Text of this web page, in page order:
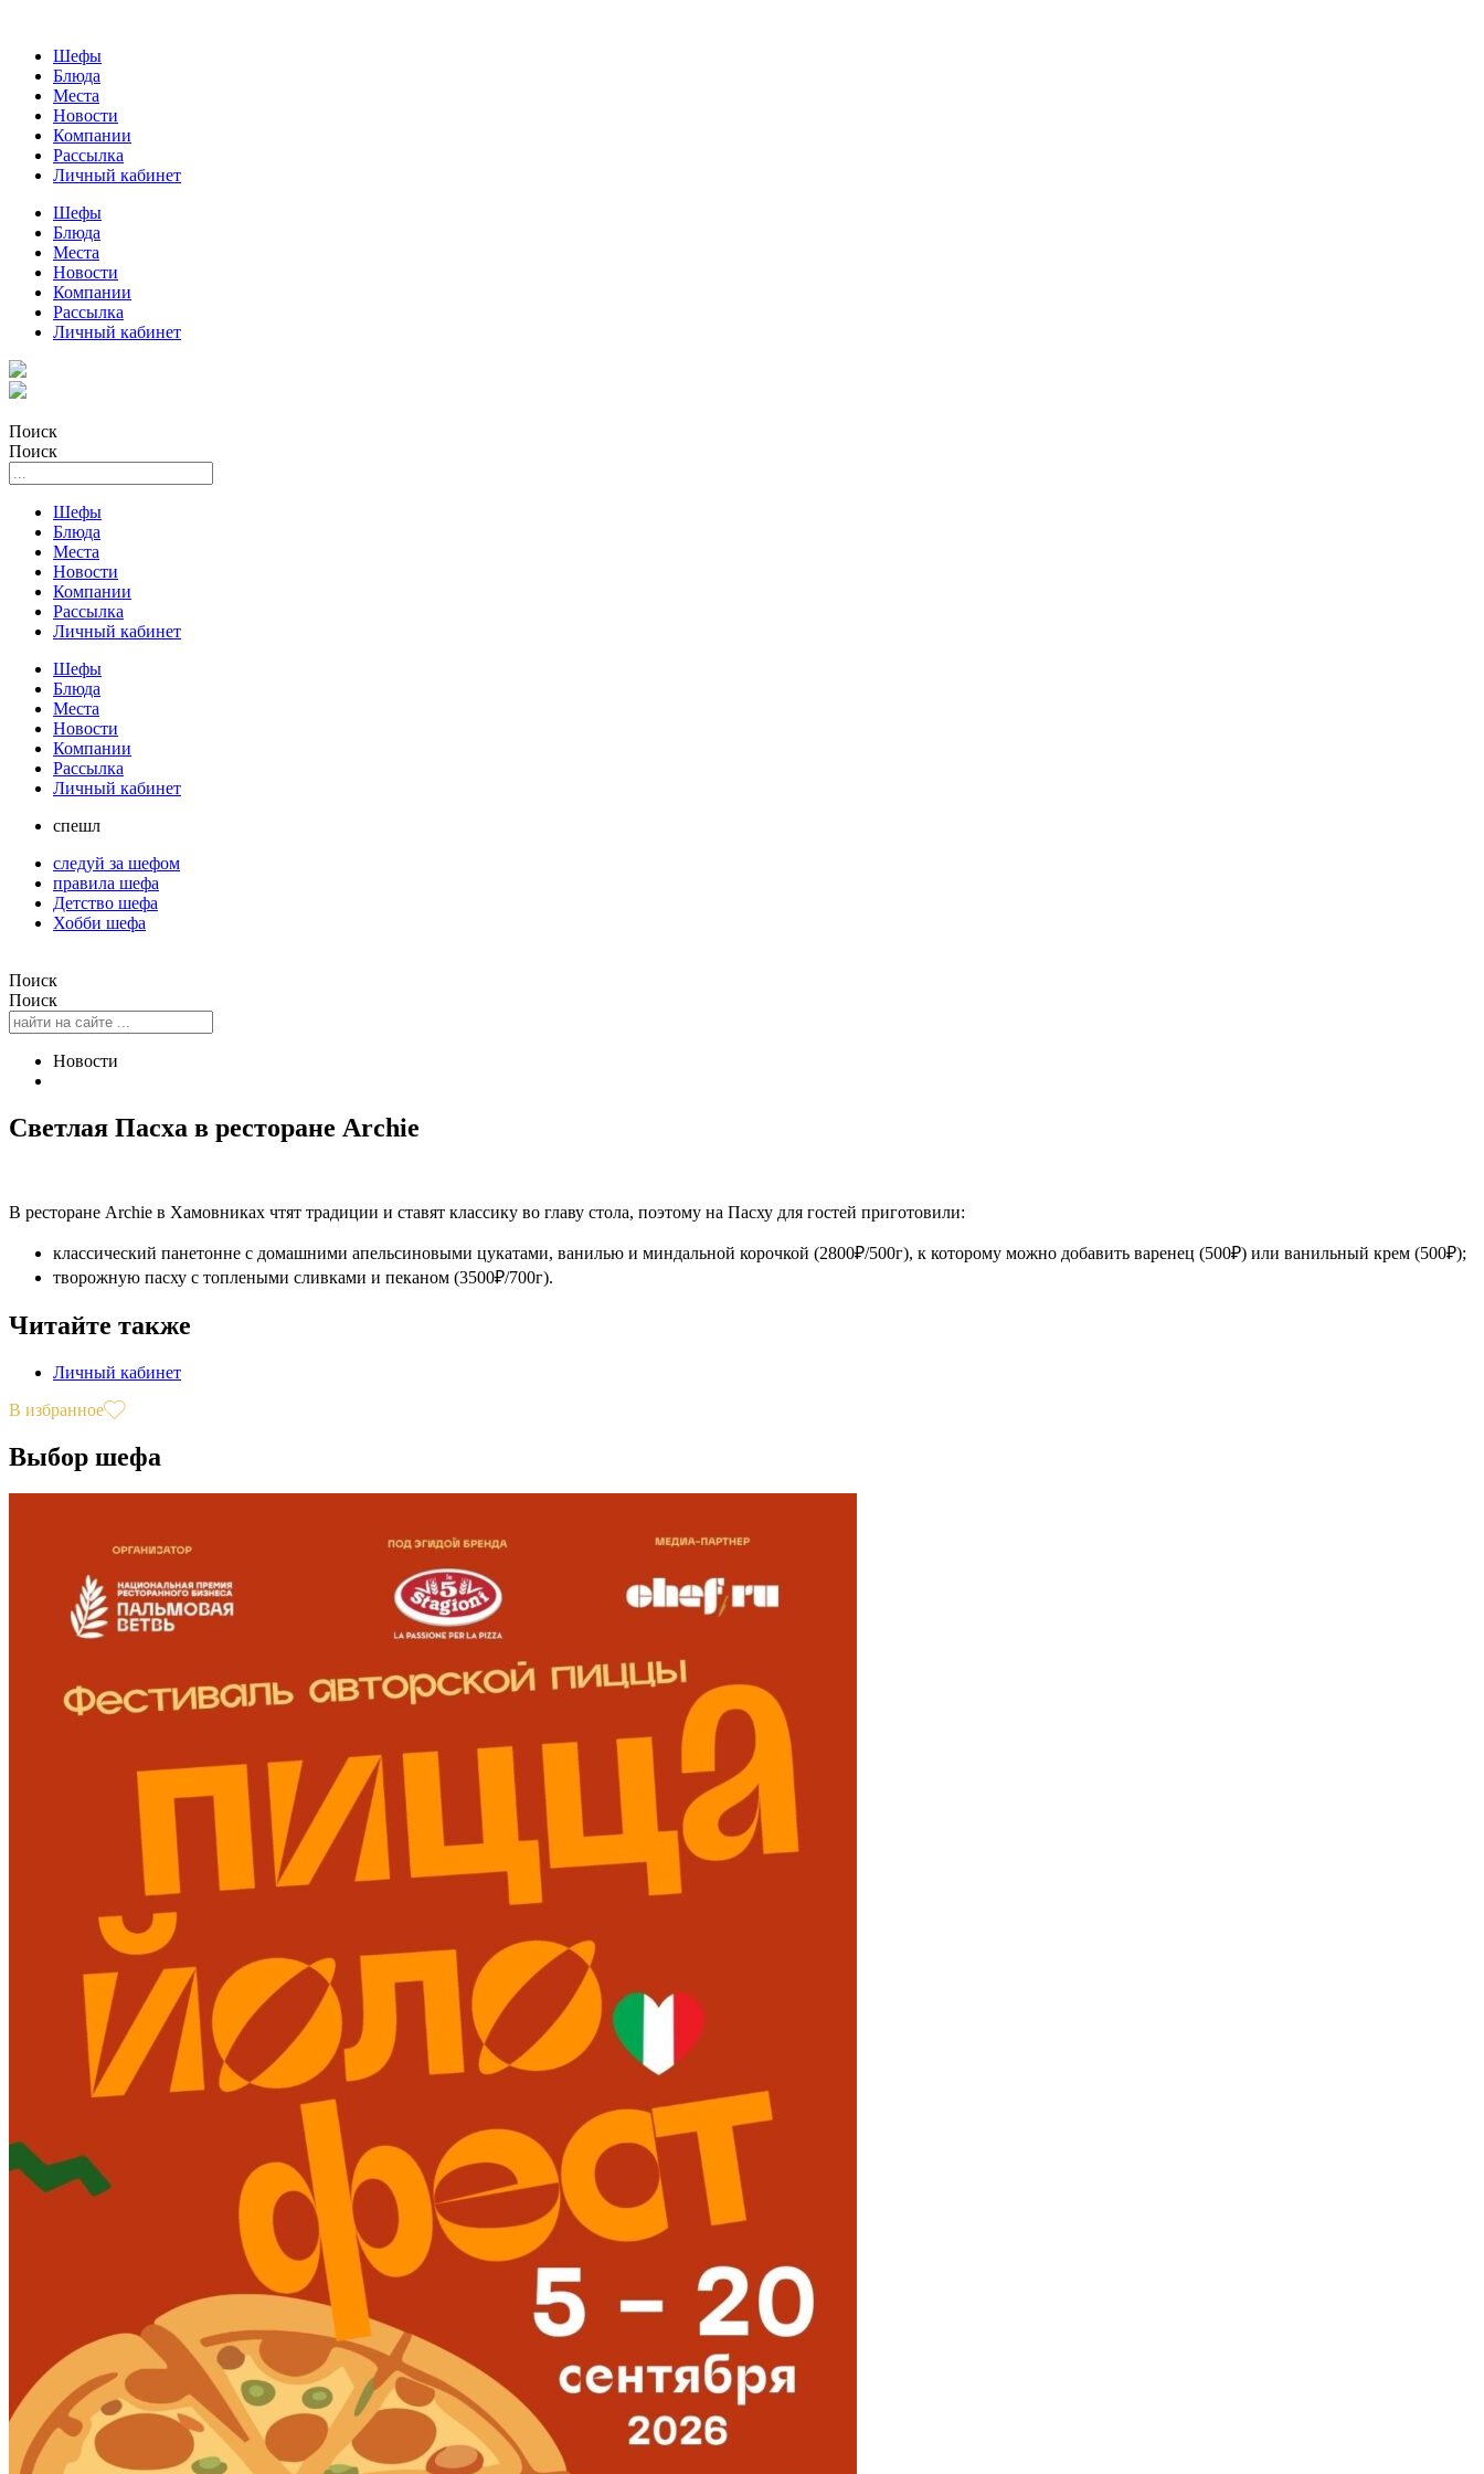
Шефы
Блюда
Места
Новости
Компании
Рассылка
Личный кабинет
Шефы
Блюда
Места
Новости
Компании
Рассылка
Личный кабинет
Поиск
Поиск
Шефы
Блюда
Места
Новости
Компании
Рассылка
Личный кабинет
Шефы
Блюда
Места
Новости
Компании
Рассылка
Личный кабинет
спешл
следуй за шефом
правила шефа
Детство шефа
Хобби шефа
Поиск
Поиск
Новости
Светлая Пасха в ресторане Archie
В ресторане Archie в Хамовниках чтят традиции и ставят классику во главу стола, поэтому на Пасху для гостей приготовили:
классический панетонне с домашними апельсиновыми цукатами, ванилью и миндальной корочкой (2800₽/500г), к которому можно добавить варенец (500₽) или ванильный крем (500₽);
творожную пасху с топлеными сливками и пеканом (3500₽/700г).
Читайте также
Личный кабинет
В избранное
Выбор шефа